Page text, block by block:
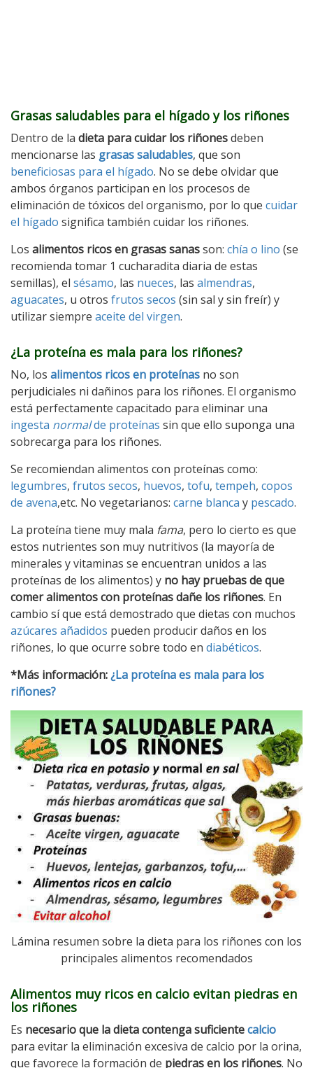
Grasas saludables para el hígado y los riñones
Dentro de la dieta para cuidar los riñonesdeben
mencionarse las grasas saludables, que son
beneficiosas para el hígado. No se debe olvidar que
ambos órganos participan en los procesos de
eliminación de tóxicos del organismo, por lo que cuidar
el hígado significa también cuidar los riñones.
Los alimentos ricos en grasas sanasson: chía o lino (se
recomienda tomar 1 cucharadita diaria de estas
semillas), el sésamo, las nueces, las almendras,
aguacates, u otros frutos secos (sin sal y sin freír) y
utilizar siempre aceite del virgen.
¿La proteína es mala para los riñones?
No, los alimentos ricos en proteínas no son
perjudiciales ni dañinos para los riñones. El organismo
está perfectamente capacitado para eliminar una
ingesta normalde proteínas sin que ello suponga una
sobrecarga para los riñones.
Se recomiendan alimentos con proteínas como:
legumbres, frutos secos, huevos, tofu, tempeh, copos
de avena,etc. No vegetarianos: carne blanca y pescado.
La proteína tiene muy mala fama, pero lo cierto es que
estos nutrientes son muy nutritivos (la mayoría de
minerales y vitaminas se encuentran unidos a las
proteínas de los alimentos) y no hay pruebas de que
comer alimentos con proteínas dañe los riñones. En
cambio sí que está demostrado que dietas con muchos
azúcares añadidos pueden producir daños en los
riñones, lo que ocurre sobre todo en diabéticos.
*Más información:¿La proteína es mala para los
riñones?
Lámina resumen sobre la dieta para los riñones con los
principales alimentos recomendados
Alimentos muy ricos en calcio evitan piedras en
los riñones
Es necesario que la dieta contenga suficientecalcio
para evitar la eliminación excesiva de calcio por la orina,
que favorece la formación de piedras en los riñones. No